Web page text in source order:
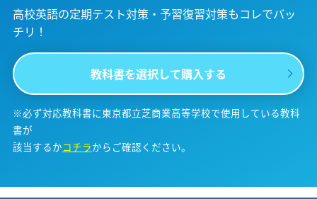
高校英語の定期テスト対策・予習復習対策もコレでバッ
チリ！
教科書を選択して購入する
※必ず対応教科書に東京都立芝商業高等学校で使用している教科
書が
該当するかコチラからご確認ください。